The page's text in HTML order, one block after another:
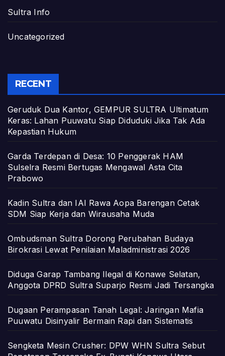
Sultra Info
Uncategorized
RECENT
Geruduk Dua Kantor, GEMPUR SULTRA Ultimatum
Keras: Lahan Puuwatu Siap Diduduki Jika Tak Ada
Kepastian Hukum
Garda Terdepan di Desa: 10 Penggerak HAM
Sulselra Resmi Bertugas Mengawal Asta Cita
Prabowo
Kadin Sultra dan IAI Rawa Aopa Barengan Cetak
SDM Siap Kerja dan Wirausaha Muda
Ombudsman Sultra Dorong Perubahan Budaya
Birokrasi Lewat Penilaian Maladministrasi 2026
Diduga Garap Tambang Ilegal di Konawe Selatan,
Anggota DPRD Sultra Suparjo Resmi Jadi Tersangka
Dugaan Perampasan Tanah Legal: Jaringan Mafia
Puuwatu Disinyalir Bermain Rapi dan Sistematis
Sengketa Mesin Crusher: DPW WHN Sultra Sebut